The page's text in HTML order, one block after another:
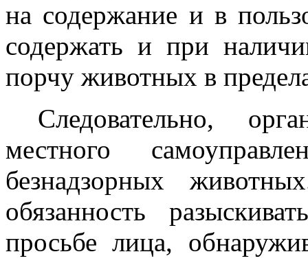
на содержание и в
содержать и при
порчу животных в
Следовательно,
местного
безнадзорных
обязанность
просьбе лица,